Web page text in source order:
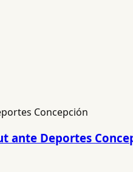
ante Deportes